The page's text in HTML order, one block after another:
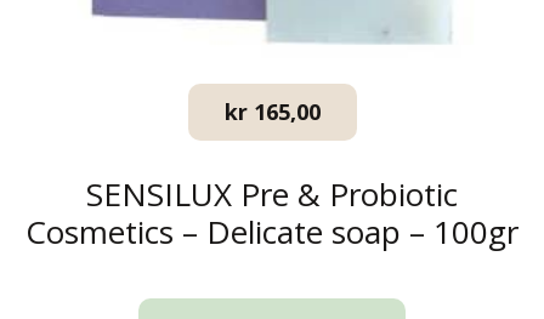
kr165,00
SENSILUX Pre & Probiotic
Cosmetics – Delicate soap – 100gr